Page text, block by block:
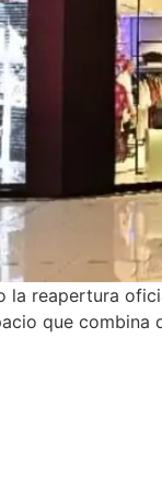
la reapertura
que combina